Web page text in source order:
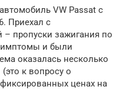
VW Passat с
Приехал с
– пропуски зажигания по
и были
оказалась несколько
к вопросу о
ценах на